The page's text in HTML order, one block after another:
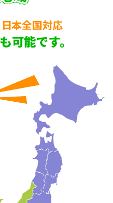
本全国対応
可能です。